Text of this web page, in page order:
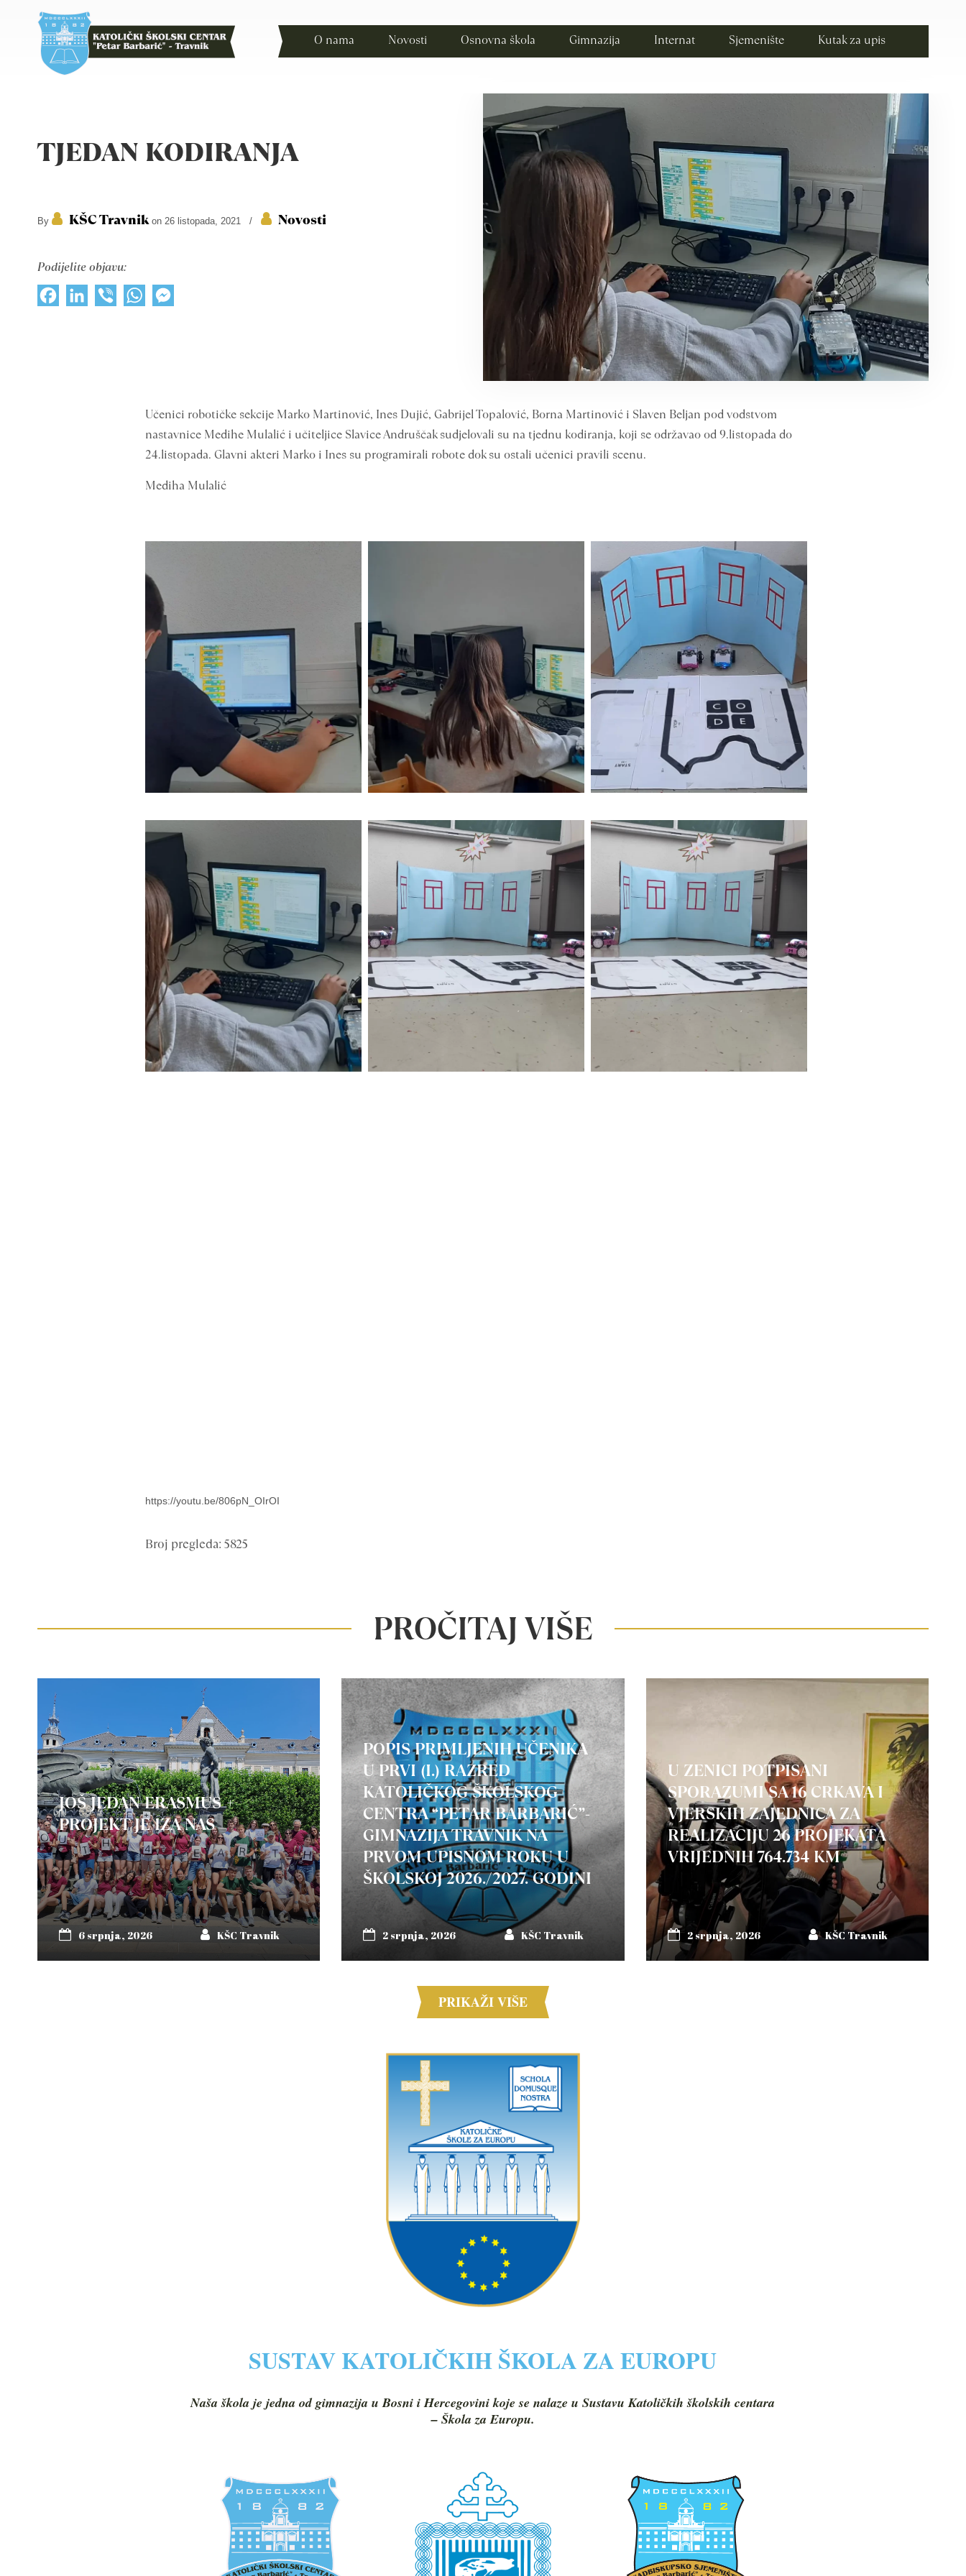
O nama Novosti Osnovna škola Gimnazija Internat Sjemenište Kutak za upis
TJEDAN KODIRANJA
By KŠC Travnikon 26 listopada, 2021 / Novosti
Podijelite objavu:
FacebookLinkedInViber WhatsApp
Učenici robotičke sekcije Marko Martinović, Ines Dujić, Gabrijel Topalović, Borna Martinović i Slaven Beljan pod vodstvom
nastavnice Medihe Mulalić i učiteljice Slavice Andruščak sudjelovali su na tjednu kodiranja, koji se održavao od 9.listopada do
24.listopada. Glavni akteri Marko i Ines su programirali robote dok su ostali učenici pravili scenu.
Mediha Mulalić
https://youtu.be/806pN_OIrOI
Broj pregleda: 5825
PROČITAJ VIŠE
JOŠ JEDAN ERASMUS +
PROJEKT JE IZA NAS
6 srpnja, 2026 KŠC Travnik
POPIS PRIMLJENIH UČENIKA
U PRVI (I.) RAZRED
KATOLIČKOG ŠKOLSKOG
CENTRA “PETAR BARBARIĆ”-
GIMNAZIJA TRAVNIK NA
PRVOM UPISNOM ROKU U
ŠKOLSKOJ 2026./2027. GODINI
2 srpnja, 2026 KŠC Travnik
U ZENICI POTPISANI
SPORAZUMI SA 16 CRKAVA I
VJERSKIH ZAJEDNICA ZA
REALIZACIJU 26 PROJEKATA
VRIJEDNIH 764.734 KM
2 srpnja, 2026 KŠC Travnik
PRIKAŽI VIŠE
SUSTAV KATOLIČKIH ŠKOLA ZA EUROPU
Naša škola je jedna od gimnazija u Bosni i Hercegovini koje se nalaze u Sustavu Katoličkih školskih centara
– Škola za Europu.